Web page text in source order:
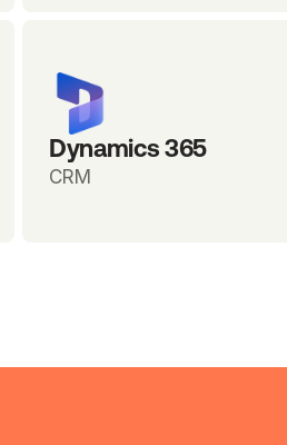
Dynamics 365
CRM